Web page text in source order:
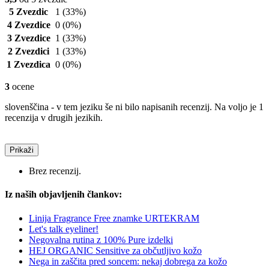
5 Zvezdic
1 (33%)
4 Zvezdice 0 (0%)
3 Zvezdice 1 (33%)
2 Zvezdici
1 (33%)
1 Zvezdica 0 (0%)
3 ocene
slovenščina - v tem jeziku še ni bilo napisanih recenzij. Na voljo je 1
recenzija v drugih jezikih.
Prikaži
Brez recenzij.
Iz naših objavljenih člankov:
Linija Fragrance Free znamke URTEKRAM
Let's talk eyeliner!
Negovalna rutina z 100% Pure izdelki
HEJ ORGANIC Sensitive za občutljivo kožo
Nega in zaščita pred soncem: nekaj dobrega za kožo